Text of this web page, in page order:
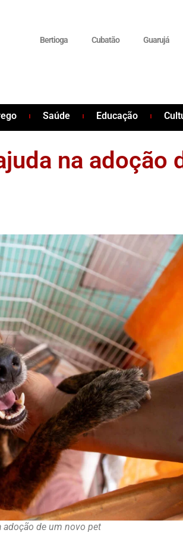
Bertioga Cubatão Guarujá
Saúde Educação
na adoção
adoção de um novo pet